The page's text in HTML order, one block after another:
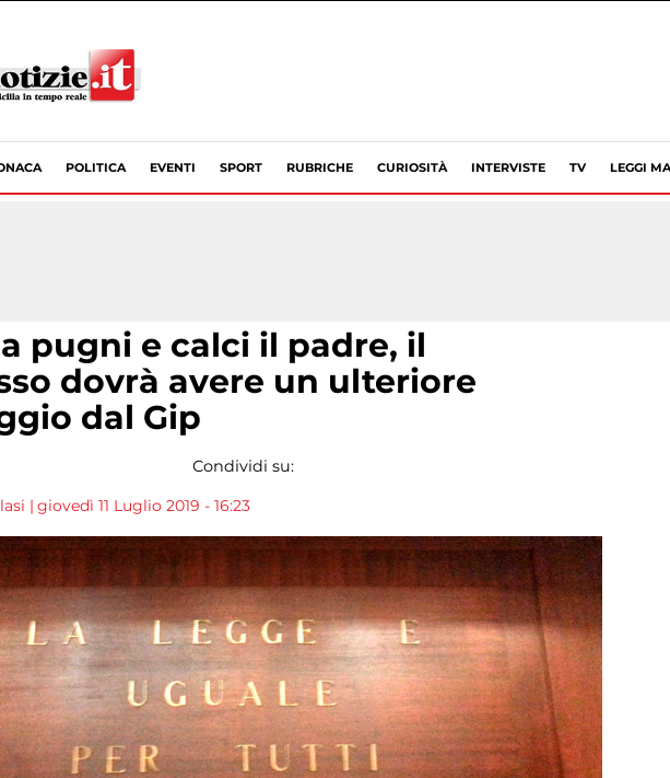
POLITICA EVENTI SPORT RUBRICHE CURIOSITÀ INTERVISTE TV LEGGI
pugni e calci il padre, il
dovrà avere un ulteriore
dal Gip
Condividi su:
| giovedì 11 Luglio 2019 - 16:23